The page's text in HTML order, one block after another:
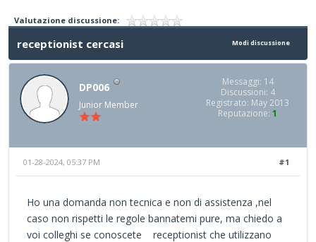
Valutazione discussione:
Modi discussione
receptionist cercasi
DP006
Junior Member
Messaggi: 14
Discussioni: 4
Registrato: May 2013
Reputazione: 1
#1
01-28-2024, 05:37 PM
Ho una domanda non tecnica e non di assistenza ,nel
caso non rispetti le regole bannatemi pure, ma chiedo a
voi colleghi se conoscete receptionist che utilizzano